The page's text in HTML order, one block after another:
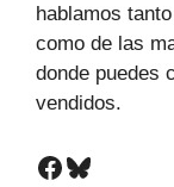
hablamos
como de las
donde puedes
vendidos.
Facebook
Bluesky